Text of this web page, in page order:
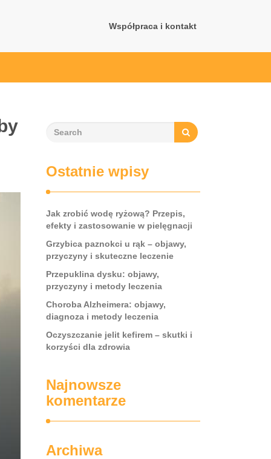
Współpraca i kontakt
Ostatnie wpisy
Jak zrobić wodę ryżową? Przepis,
efekty i zastosowanie w pielęgnacji
Grzybica paznokci u rąk – objawy,
przyczyny i skuteczne leczenie
Przepuklina dysku: objawy,
przyczyny i metody leczenia
Choroba Alzheimera: objawy,
diagnoza i metody leczenia
Oczyszczanie jelit kefirem – skutki i
korzyści dla zdrowia
Najnowsze
komentarze
Archiwa